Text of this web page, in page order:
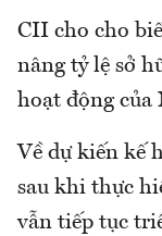
CII cho cho
nâng tỷ lệ sở
hoạt động của
Về dự kiến kế
sau khi thực
vẫn tiếp tục